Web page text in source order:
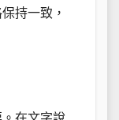
持一致，